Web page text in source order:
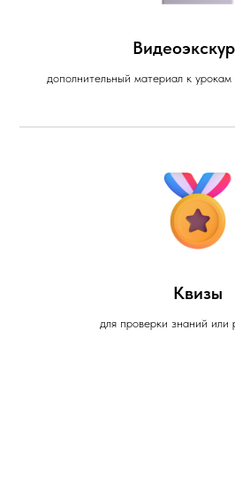
дополнительный материал к
Квизы
для проверки знаний или